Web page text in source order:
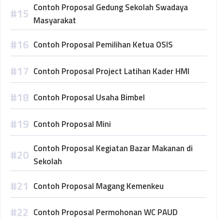
Contoh Proposal Gedung Sekolah Swadaya
Masyarakat
Contoh Proposal Pemilihan Ketua OSIS
Contoh Proposal Project Latihan Kader HMI
Contoh Proposal Usaha Bimbel
Contoh Proposal Mini
Contoh Proposal Kegiatan Bazar Makanan di
Sekolah
Contoh Proposal Magang Kemenkeu
Contoh Proposal Permohonan WC PAUD